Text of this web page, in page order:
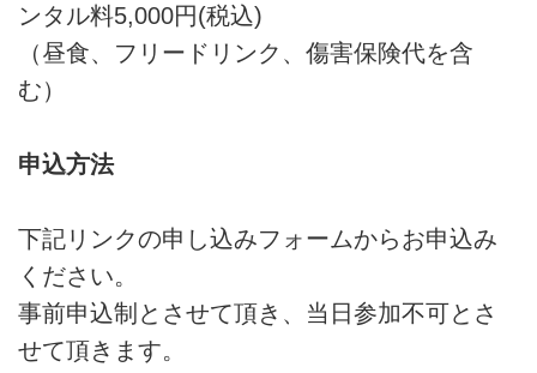
ンタル料5,000円(税込)
（昼食、フリードリンク、傷害保険代を含
む）
申込方法
下記リンクの申し込みフォームからお申込み
ください。
事前申込制とさせて頂き、当日参加不可とさ
せて頂きます。